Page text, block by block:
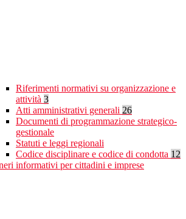
Riferimenti normativi su organizzazione e
attività 3
Atti amministrativi generali 26
Documenti di programmazione strategico-
gestionale
Statuti e leggi regionali
Codice disciplinare e codice di condotta 12
informativi per cittadini e imprese